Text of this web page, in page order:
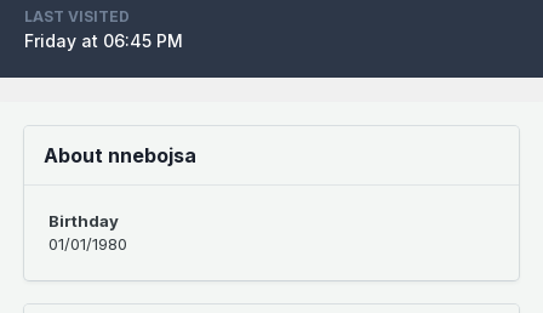
LAST VISITED
Friday at 06:45 PM
About nnebojsa
Birthday
01/01/1980